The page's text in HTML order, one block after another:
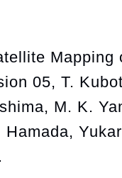
Mapping
05, T.
M. K.